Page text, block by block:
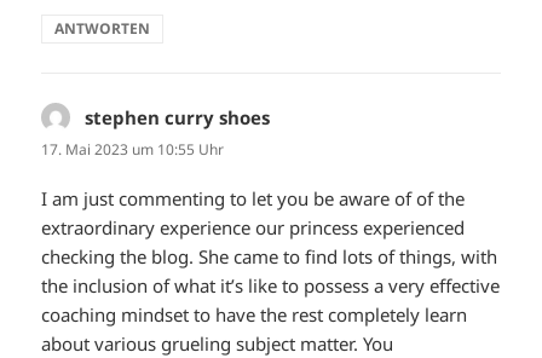
ANTWORTEN
stephen curry shoes
17. Mai 2023 um 10:55 Uhr
I am just commenting to let you be aware of of the
extraordinary experience our princess experienced
checking the blog. She came to find lots of things, with
the inclusion of what it’s like to possess a very effective
coaching mindset to have the rest completely learn
about various grueling subject matter. You